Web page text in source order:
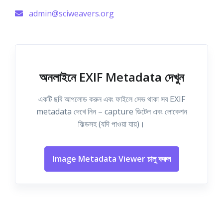
admin@sciweavers.org
অনলাইনে EXIF Metadata দেখুন
একটি ছবি আপলোড করুন এবং ফাইলে সেভ থাকা সব EXIF
metadata দেখে নিন – capture ডিটেল এবং লোকেশন
ফিল্ডসহ (যদি পাওয়া যায়)।
Image Metadata Viewer চালু করুন